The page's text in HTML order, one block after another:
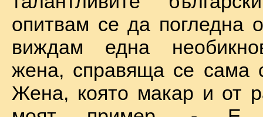
опитвам се да погледна
виждам една
жена, справяща се сама
Жена, която макар и от